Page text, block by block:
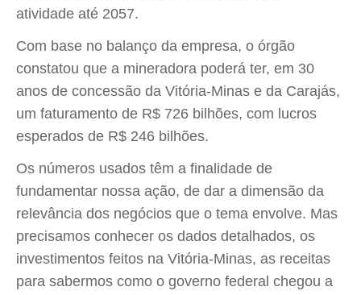
atividade até 2057.
Com base no balanço da empresa, o órgão
constatou que a mineradora poderá ter, em 30
anos de concessão da Vitória-Minas e da Carajás,
um faturamento de R$ 726 bilhões, com lucros
esperados de R$ 246 bilhões.
Os números usados têm a finalidade de
fundamentar nossa ação, de dar a dimensão da
relevância dos negócios que o tema envolve. Mas
precisamos conhecer os dados detalhados, os
investimentos feitos na Vitória-Minas, as receitas
para sabermos como o governo federal chegou a